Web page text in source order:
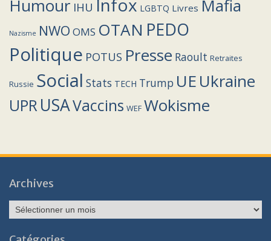
Humour IHU Infox LGBTQ Livres Mafia
Nazisme NWO OMS OTAN PEDO
Politique POTUS Presse Raoult Retraites
Russie Social Stats TECH Trump UEUkraine
UPR USAVaccins WEF Wokisme
Archives
Archives